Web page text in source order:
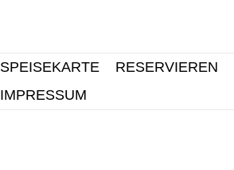
SPEISEKARTE RESERVIEREN
IMPRESSUM